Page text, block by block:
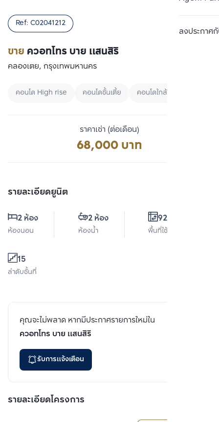
ลงประกาศกั
ขาย ควอทโทร บาย แสนสิริ
Ref: C02041212
คลองเตย, กรุงเทพมหานคร
คอนโด High rise คอนโดชั้นเตี้ย คอนโดใกล้มหาลัย
ราคาเช่า (ต่อเดือน)
68,000 บาท
รายละเอียดยูนิต
2 ห้อง
ห้องนอน
2 ห้อง
ห้องน้ำ
92.7 ตร.ม.
พื้นที่ใช้สอย
15
ลำดับชั้นที่
คุณจะไม่พลาด หากมีประกาศรายการใหม่ใน
ควอทโทร บาย แสนสิริ
รับการแจ้งเตือน
รายละเอียดโครงการ
เปรียบเทียบ